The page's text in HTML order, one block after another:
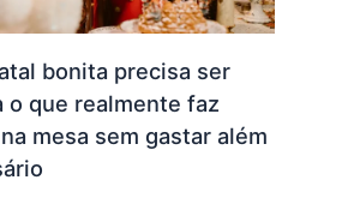
bonita precisa ser
o que realmente faz
mesa sem gastar além